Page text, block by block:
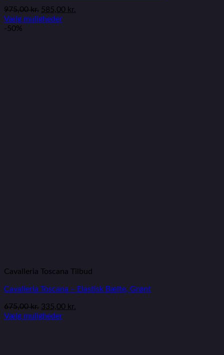
975,00kr. 585,00 kr.
Vælg muligheder
-50%
Cavalleria Toscana Tilbud
Cavalleria Toscana – Elastisk Bælte, Grønt
675,00kr. 335,00 kr.
Vælg muligheder